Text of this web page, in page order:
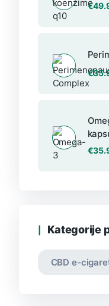
€
€
€
Kategorije